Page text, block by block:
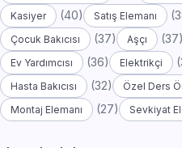
Kasiyer (40) Satış Elemanı
Çocuk Bakıcısı (37) Aşçı (37)
Ev Yardımcısı (36) Elektrikçi
Hasta Bakıcısı (32) Özel Ders
Montaj Elemanı (27) Sevkiyat